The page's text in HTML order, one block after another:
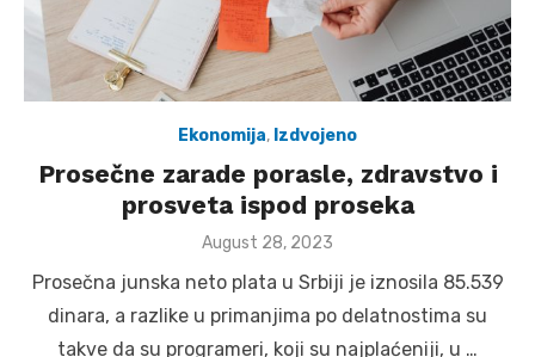
Ekonomija, Izdvojeno
Prosečne zarade porasle, zdravstvo i
prosveta ispod proseka
Posted
August 28, 2023
Prosečna junska neto plata u Srbiji je iznosila 85.539
dinara, a razlike u primanjima po delatnostima su
takve da su programeri, koji su najplaćeniji, u …